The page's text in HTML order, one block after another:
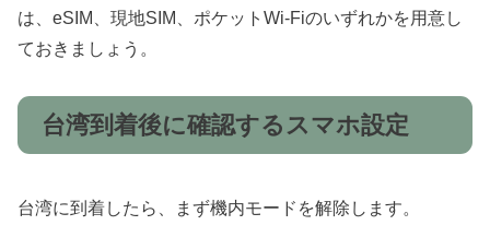
は、eSIM、現地SIM、ポケットWi-Fiのいずれかを用意し
ておきましょう。
台湾到着後に確認するスマホ設定
台湾に到着したら、まず機内モードを解除します。